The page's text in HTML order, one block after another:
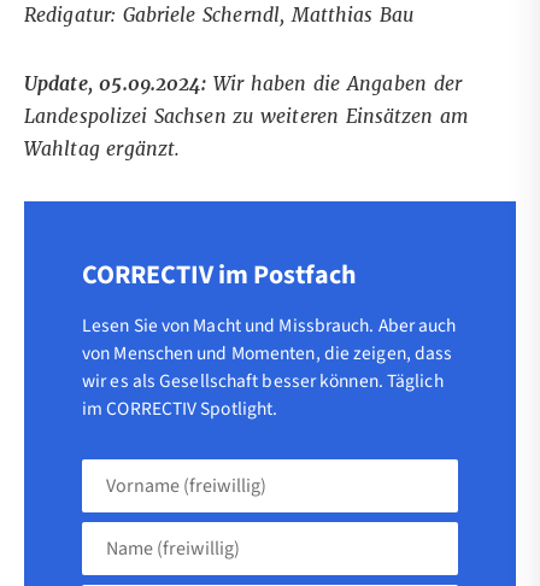
Redigatur: Gabriele Scherndl, Matthias Bau
Update, 05.09.2024:Wir haben die Angaben der
Landespolizei Sachsen zu weiteren Einsätzen am
Wahltag ergänzt.
CORRECTIV im Postfach
Lesen Sie von Macht und Missbrauch. Aber auch
von Menschen und Momenten, die zeigen, dass
wir es als Gesellschaft besser können. Täglich
im CORRECTIV Spotlight.
Vorname
Name
(freiwillig)